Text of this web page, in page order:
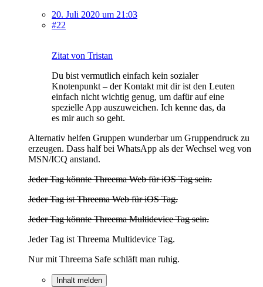
20. Juli 2020 um 21:03
#22
Zitat von Tristan
Du bist vermutlich einfach kein sozialer
Knotenpunkt – der Kontakt mit dir ist den Leuten
einfach nicht wichtig genug, um dafür auf eine
spezielle App auszuweichen. Ich kenne das, da
es mir auch so geht.
Alternativ helfen Gruppen wunderbar um Gruppendruck zu
erzeugen. Dass half bei WhatsApp als der Wechsel weg von
MSN/ICQ anstand.
Jeder Tag könnte Threema Web für iOS Tag sein.
Jeder Tag ist Threema Web für iOS Tag.
Jeder Tag könnte Threema Multidevice Tag sein.
Jeder Tag ist Threema Multidevice Tag.
Nur mit Threema Safe schläft man ruhig.
Inhalt melden